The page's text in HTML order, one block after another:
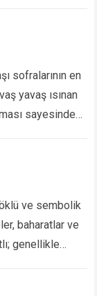
sofralarının en
yavaş ısınan
sayesinde
ve sembolik
baharatlar ve
genellikle